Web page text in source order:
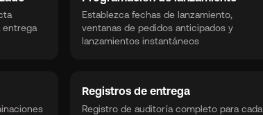
🇬🇧
entrega
Establezca fechas de lanzamiento,
ventanas de pedidos anticipados y
lanzamientos instantáneos
Registros de entrega
Registro de auditoría completo para cada